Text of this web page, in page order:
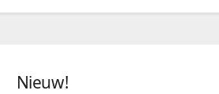
Nieuw!